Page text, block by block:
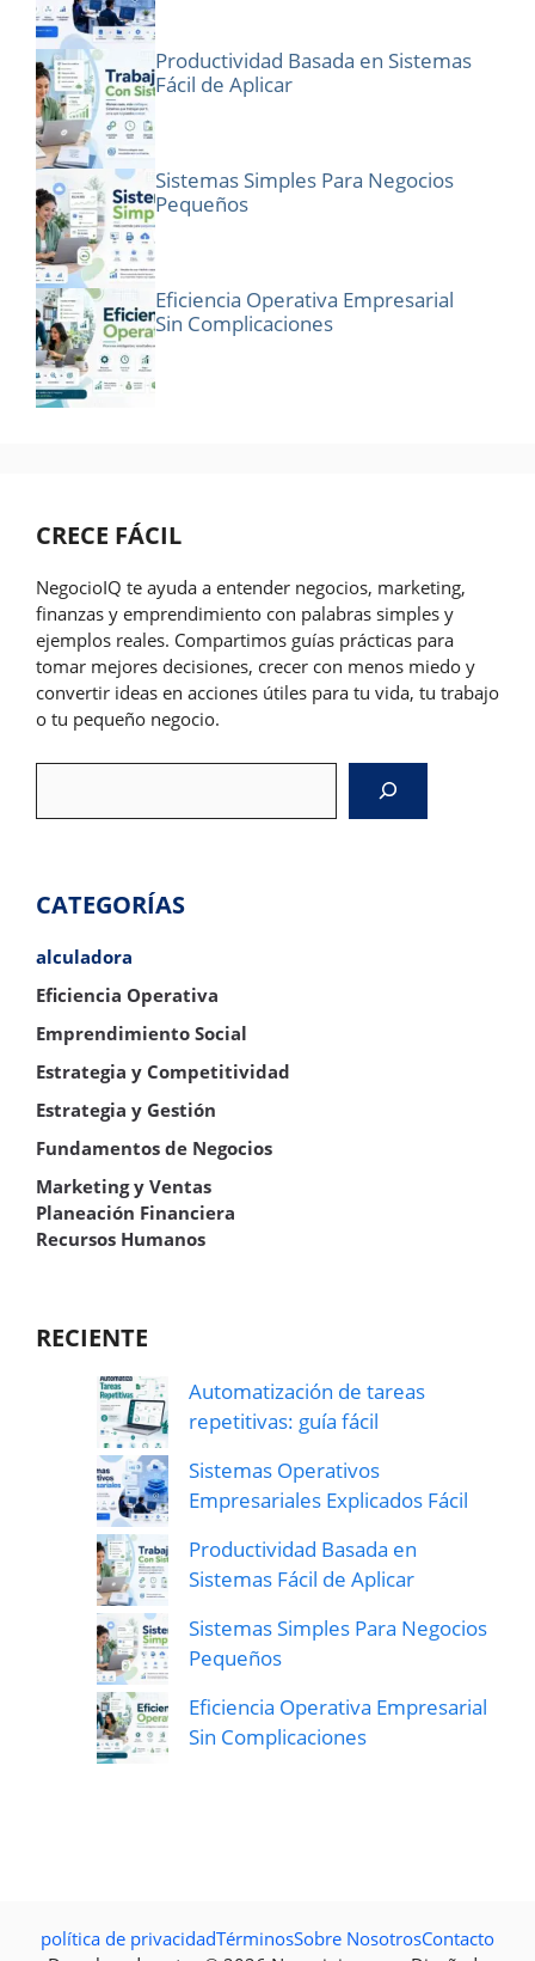
Productividad Basada en Sistemas
Fácil de Aplicar
Sistemas Simples Para Negocios
Pequeños
Eficiencia Operativa Empresarial
Sin Complicaciones
CRECE FÁCIL
NegocioIQ te ayuda a entender negocios, marketing,
finanzas y emprendimiento con palabras simples y
ejemplos reales. Compartimos guías prácticas para
tomar mejores decisiones, crecer con menos miedo y
convertir ideas en acciones útiles para tu vida, tu trabajo
o tu pequeño negocio.
CATEGORÍAS
alculadora
Eficiencia Operativa
Emprendimiento Social
Estrategia y Competitividad
Estrategia y Gestión
Fundamentos de Negocios
Marketing y Ventas
Planeación Financiera
Recursos Humanos
RECIENTE
Automatización de tareas
repetitivas: guía fácil
Sistemas Operativos
Empresariales Explicados Fácil
Productividad Basada en
Sistemas Fácil de Aplicar
Sistemas Simples Para Negocios
Pequeños
Eficiencia Operativa Empresarial
Sin Complicaciones
política de privacidadTérminosSobre NosotrosContacto